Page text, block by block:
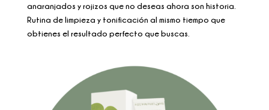
anaranjados y rojizos que no deseas ahora son historia.
Rutina de limpieza y tonificación al mismo tiempo que
obtienes el resultado perfecto que buscas.